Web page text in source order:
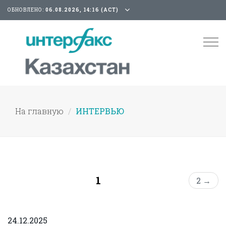
ОБНОВЛЕНО: 06.08.2026, 14:16 (АСТ)
На главную ИНТЕРВЬЮ
1 2 →
24.12.2025